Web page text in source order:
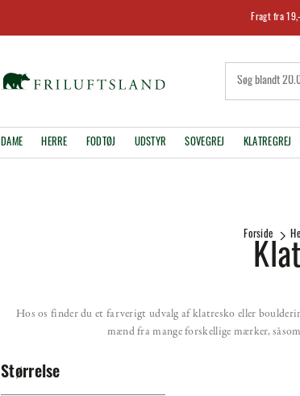
Fragt fra 19,-
DAME HERRE FODTØJ UDSTYR SOVEGREJ KLATREGREJ
Forside
Hos os finder du et farverigt udvalg af klatresko eller
mænd fra mange forskellige mærker,
Størrelse